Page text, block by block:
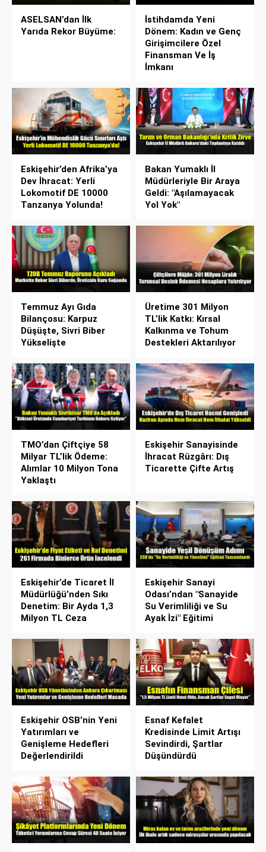
ASELSAN’dan İlk
Yarıda Rekor Büyüme:
İstihdamda Yeni
Dönem: Kadın ve Genç
Girişimcilere Özel
Finansman Ve İş
İmkanı
Eskişehir’den Afrika’ya
Dev İhracat: Yerli
Lokomotif DE 10000
Tanzanya Yolunda!
Bakan Yumaklı İl
Müdürleriyle Bir Araya
Geldi: "Aşılamayacak
Yol Yok"
Temmuz Ayı Gıda
Bilançosu: Karpuz
Düşüşte, Sivri Biber
Yükselişte
Üretime 301 Milyon
TL’lik Katkı: Kırsal
Kalkınma ve Tohum
Destekleri Aktarılıyor
TMO’dan Çiftçiye 58
Milyar TL’lik Ödeme:
Alımlar 10 Milyon Tona
Yaklaştı
Eskişehir Sanayisinde
İhracat Rüzgârı: Dış
Ticarette Çifte Artış
Eskişehir’de Ticaret İl
Müdürlüğü’nden Sıkı
Denetim: Bir Ayda 1,3
Milyon TL Ceza
Eskişehir Sanayi
Odası’ndan "Sanayide
Su Verimliliği ve Su
Ayak İzi" Eğitimi
Eskişehir OSB’nin Yeni
Yatırımları ve
Genişleme Hedefleri
Değerlendirildi
Esnaf Kefalet
Kredisinde Limit Artışı
Sevindirdi, Şartlar
Düşündürdü